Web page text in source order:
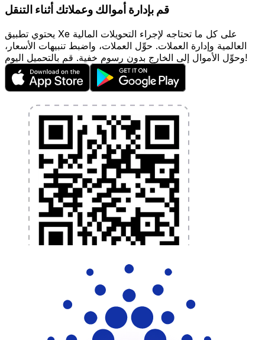
قم بإدارة أموالك وعملاتك أثناء التنقل
يحتوي تطبيق Xe على كل ما تحتاجه لإجراء التحويلات المالية
العالمية وإدارة العملات. حوِّل العملات، واضبط تنبيهات الأسعار،
وحوِّل الأموال إلى الخارج بدون رسوم خفية. قم بالتحميل اليوم!